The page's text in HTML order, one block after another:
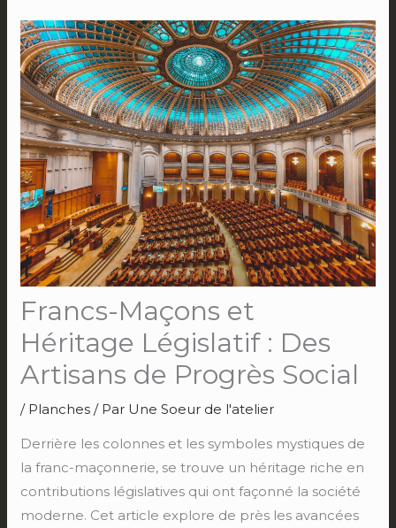
contenu
Francs-Maçons et
Héritage Législatif : Des
Artisans de Progrès Social
/ Planches / Par Une Soeur de l'atelier
Derrière les colonnes et les symboles mystiques de
la franc-maçonnerie, se trouve un héritage riche en
contributions législatives qui ont façonné la société
moderne. Cet article explore de près les avancées